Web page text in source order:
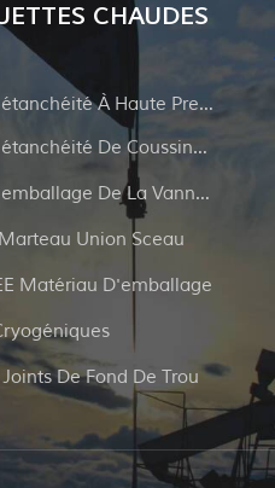
CHAUDES
Joint D'étanchéité À Haute Pression
Joint D'étanchéité De Coussinage Et De Tubulure
Joint D'emballage De La Vanne De Porte
Union Sceau
Matériau D'emballage
De Fond De Trou